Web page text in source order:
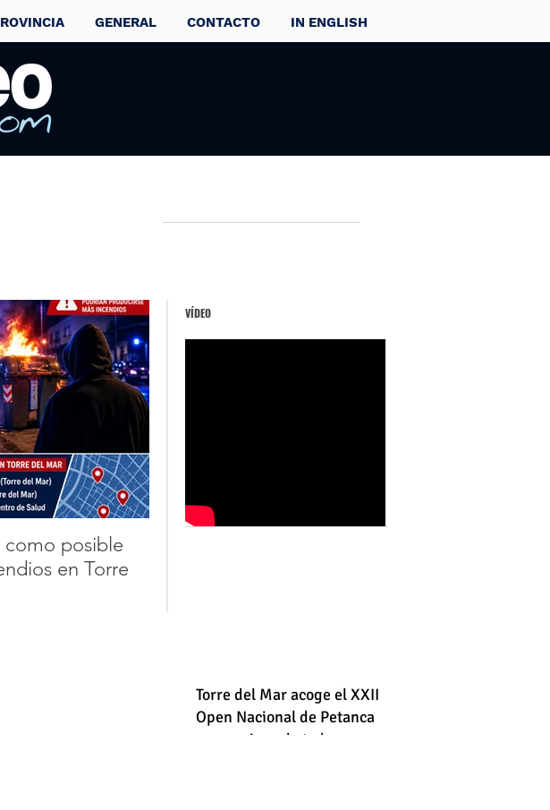
GENERAL CONTACTO IN ENGLISH
la cantante
Turner a los
de edad
VÍDEO
como posible
en Torre
Torre del Mar acoge el XXII
Open Nacional de Petanca
con equipos de toda